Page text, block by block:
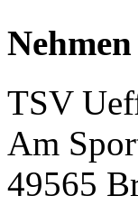
TSV
Am
49565